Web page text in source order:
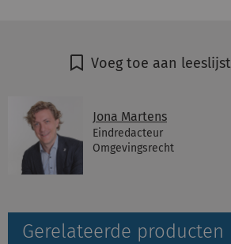
Voeg toe aan leeslijst
Jona Martens
Eindredacteur
Omgevingsrecht
Gerelateerde producten